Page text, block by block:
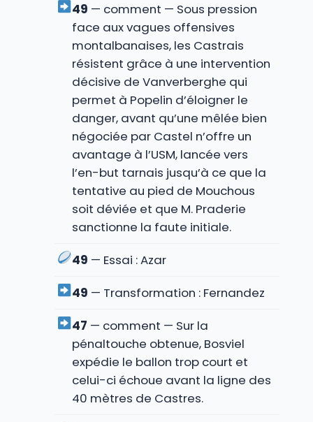
49 — comment — Sous pression
face aux vagues offensives
montalbanaises, les Castrais
résistent grâce à une intervention
décisive de Vanverberghe qui
permet à Popelin d’éloigner le
danger, avant qu’une mêlée bien
négociée par Castel n’offre un
avantage à l’USM, lancée vers
l’en-but tarnais jusqu’à ce que la
tentative au pied de Mouchous
soit déviée et que M. Praderie
sanctionne la faute initiale.
49 — Essai : Azar
49 — Transformation : Fernandez
47 — comment — Sur la
pénaltouche obtenue, Bosviel
expédie le ballon trop court et
celui-ci échoue avant la ligne des
40 mètres de Castres.